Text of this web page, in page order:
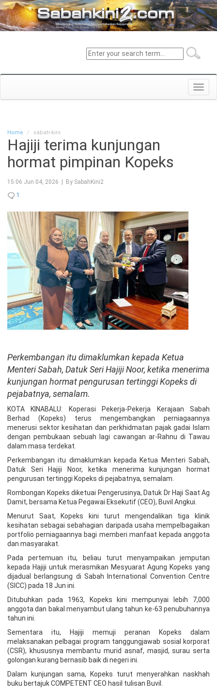
Home sabah-kini
Hajiji terima kunjungan
hormat pimpinan Kopeks
15:06 Jun 04, 2026 | By SabahKini2
1
Perkembangan itu dimaklumkan kepada Ketua
Menteri Sabah, Datuk Seri Hajiji Noor, ketika menerima
kunjungan hormat pengurusan tertinggi Kopeks di
pejabatnya, semalam.
KOTA KINABALU: Koperasi Pekerja-Pekerja Kerajaan Sabah
Berhad (Kopeks) terus mengembangkan perniagaannya
menerusi sektor kesihatan dan perkhidmatan pajak gadai Islam
dengan pembukaan sebuah lagi cawangan ar-Rahnu di Tawau
dalam masa terdekat.
Perkembangan itu dimaklumkan kepada Ketua Menteri Sabah,
Datuk Seri Hajiji Noor, ketika menerima kunjungan hormat
pengurusan tertinggi Kopeks di pejabatnya, semalam.
Rombongan Kopeks diketuai Pengerusinya, Datuk Dr Haji Saat Ag
Damit, bersama Ketua Pegawai Eksekutif (CEO), Buvil Angkui.
Menurut Saat, Kopeks kini turut mengendalikan tiga klinik
kesihatan sebagai sebahagian daripada usaha mempelbagaikan
portfolio perniagaannya bagi memberi manfaat kepada anggota
dan masyarakat.
Pada pertemuan itu, beliau turut menyampaikan jemputan
kepada Hajiji untuk merasmikan Mesyuarat Agung Kopeks yang
dijadual berlangsung di Sabah International Convention Centre
(SICC) pada 18 Jun ini.
Ditubuhkan pada 1963, Kopeks kini mempunyai lebih 7,000
anggota dan bakal menyambut ulang tahun ke-63 penubuhannya
tahun ini.
Sementara itu, Hajiji memuji peranan Kopeks dalam
melaksanakan pelbagai program tanggungjawab sosial korporat
(CSR), khususnya membantu murid asnaf, masjid, surau serta
golongan kurang bernasib baik di negeri ini.
Dalam kunjungan sama, Kopeks turut menyerahkan naskhah
buku bertajuk COMPETENT CEO hasil tulisan Buvil.